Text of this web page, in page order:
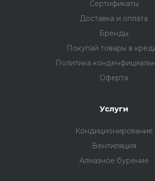
Сертификаты
Доставка и оплата
Бренды
Покупай товары в
Политика
Оферта
Услуги
Кондиционирование
Вентиляция
Алмазное бурение